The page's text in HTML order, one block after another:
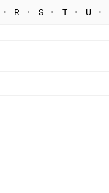
R S T U